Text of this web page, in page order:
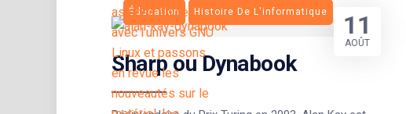
Éducation Histoire De L'informatique
Sharp ou Dynabook
11
AOÛT